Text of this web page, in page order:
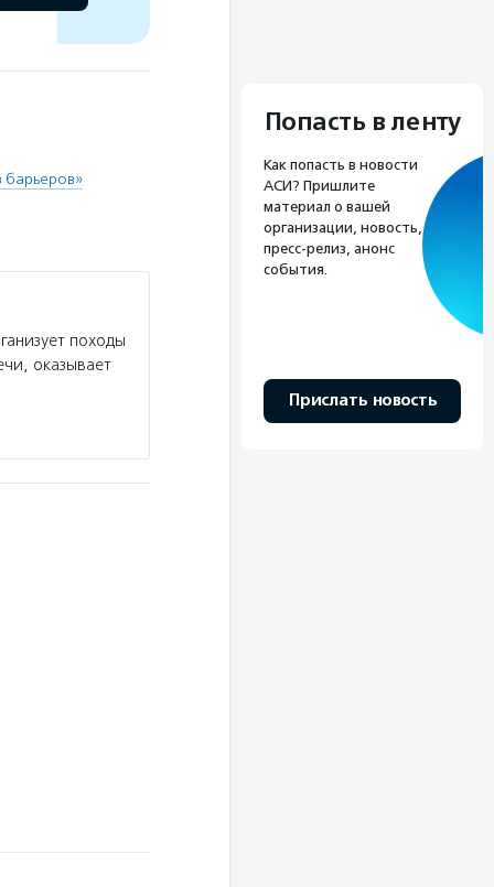
походы
оказывает
Попасть в ленту
Как попасть в новости
АСИ? Пришлите
материал о вашей
организации, новость,
пресс-релиз, анонс
события.
Прислать новость